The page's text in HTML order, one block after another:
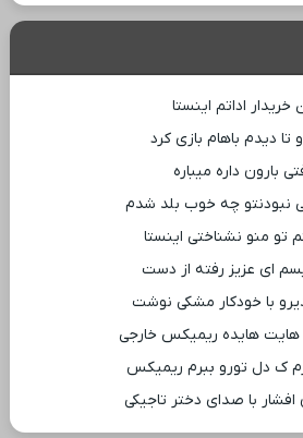
اداتم اینستا
دیدم باهام بازی کرد
بارون داره میباره
چه خوب بلد شدم
تو منو نشناختی اینستا
ای عزیز رفته از دست
با خودکار مشکی نوشت
هایده ریمیکس خارجی
ک دل تورو ببرم ریمیکس
با صدای دختر تاجیکی